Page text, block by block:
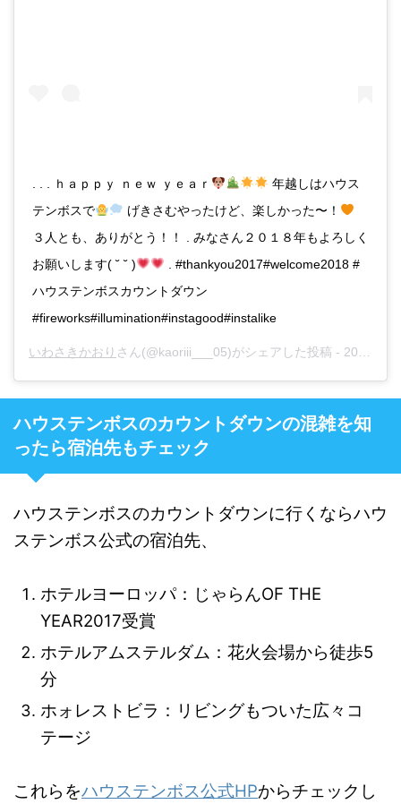
. . . ｈａｐｐｙ ｎｅｗ ｙｅａｒ
年越しはハウス
テンボスで
げきさむやったけど、楽しかった〜！
３人とも、ありがとう！！ . みなさん２０１８年もよろしく
お願いします( ˘ ˘ )
. #thankyou2017#welcome2018 #
ハウステンボスカウントダウン
#fireworks#illumination#instagood#instalike
いわさきかおり さん(@kaoriii___05)がシェアした投稿 - 2024年 1月月1日午前3時16分PST
ハウステンボスのカウントダウンの混雑を知
ったら宿泊先もチェック
ハウステンボスのカウントダウンに行くならハウ
ステンボス公式の宿泊先、
ホテルヨーロッパ：じゃらんOF THE
YEAR2017受賞
ホテルアムステルダム：花火会場から徒歩5
分
ホォレストビラ：リビングもついた広々コ
テージ
これらをハウステンボス公式HPからチェックし